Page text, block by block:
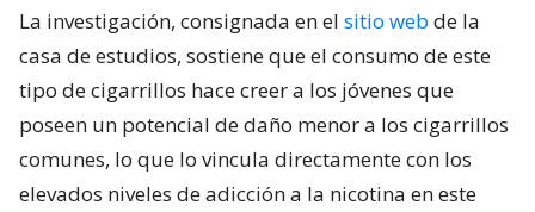
La investigación, consignada en el sitio web de la
casa de estudios, sostiene que el consumo de este
tipo de cigarrillos hace creer a los jóvenes que
poseen un potencial de daño menor a los cigarrillos
comunes, lo que lo vincula directamente con los
elevados niveles de adicción a la nicotina en este